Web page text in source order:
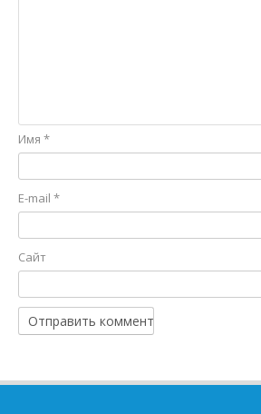
Имя *
E-mail *
Сайт